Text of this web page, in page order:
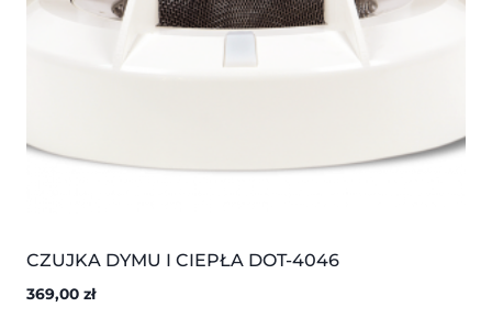
CZUJKA DYMU I CIEPŁA DOT-4046
369,00 zł